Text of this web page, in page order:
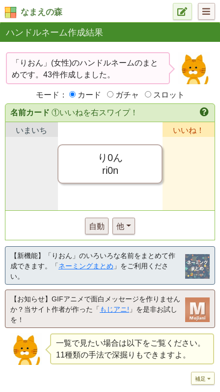
なまえの森
ハンドルネーム作成結果
「りおん」(女性)のハンドルネームのまと
めです。43件作成しました。
モード： カード ガチャ スロット
名前カード ①いいねを右スワイプ！
いまいち
り0ん
ri0n
いいね！
自動 他
【新機能】「りおん」のいろいろな名前をまとめて作
成できます。「ネーミングまとめ 」をご利用くださ
い。
【お知らせ】GIFアニメで面白メッセージを作りません
か？当サイト作者が作った「 もじアニ! 」を是非お試し
を！
一覧で見たい場合は以下をご覧ください。
11種類の手法で深掘りもできますよ。
補足